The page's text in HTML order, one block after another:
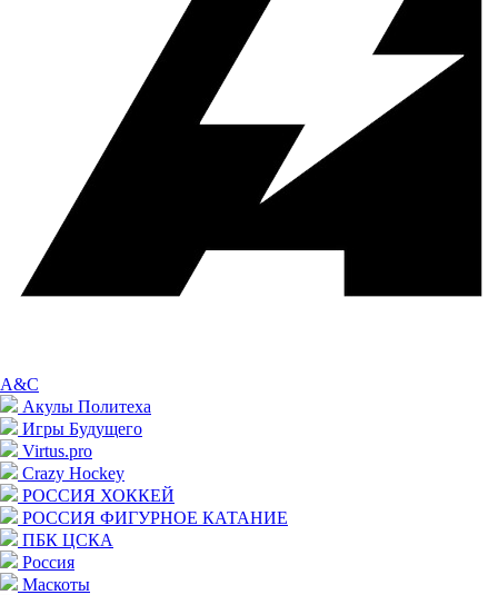
A&C
Акулы Политеха
Игры Будущего
Virtus.pro
Crazy Hockey
РОССИЯ ХОККЕЙ
РОССИЯ ФИГУРНОЕ КАТАНИЕ
ПБК ЦСКА
Россия
Маскоты